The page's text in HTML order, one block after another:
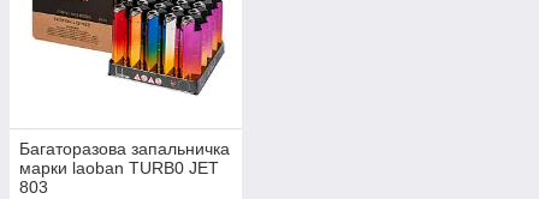
Багаторазова запальничка
марки laoban TURB0 JET
803